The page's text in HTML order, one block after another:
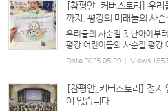
[참평안-커버스토리] 우리
까지, 평강의 미래들의 사순
우리들의 사순절 갓난아이부
평강 어린이들의 사순절 평강
니다. 사무엘 교회학교는 어린
육을 위해 노력하고 있는데,
Date2025.05.29 Views 1853
[참평안_커버스토리] 정
이 없습니다